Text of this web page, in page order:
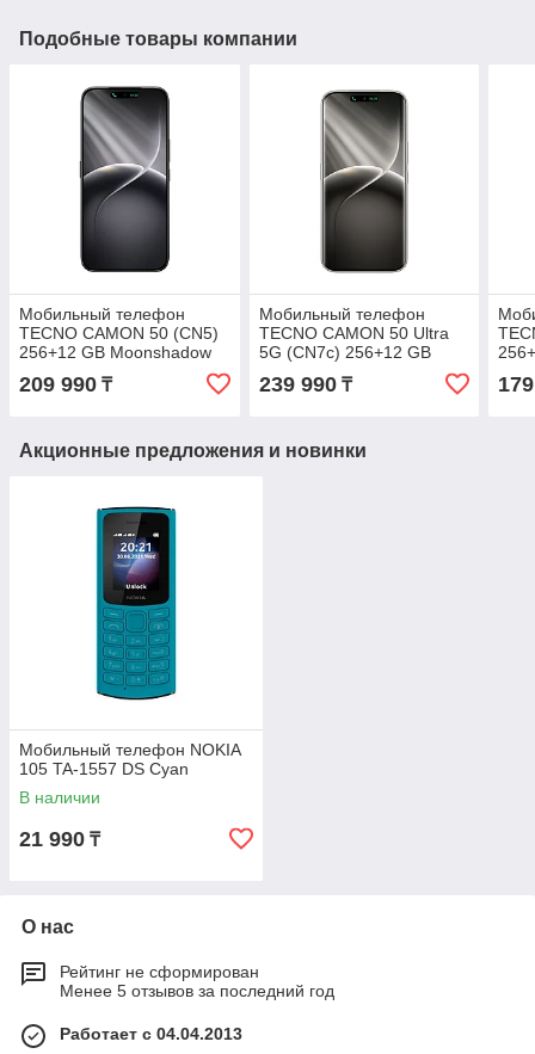
Подобные товары компании
Мобильный телефон
TECNO CAMON 50 (CN5)
256+12 GB Moonshadow
209 990 ₸
Мобильный телефон
TECNO CAMON 50 Ultra
5G (CN7c) 256+12 GB
Nebula Titanium
239 990₸
Акционные предложения и новинки
Мобильный телефон NOKIA
105 TA-1557 DS Cyan
В наличии
21 990 ₸
О нас
Рейтинг не сформирован
Менее 5 отзывов за последний год
Работает с 04.04.2013